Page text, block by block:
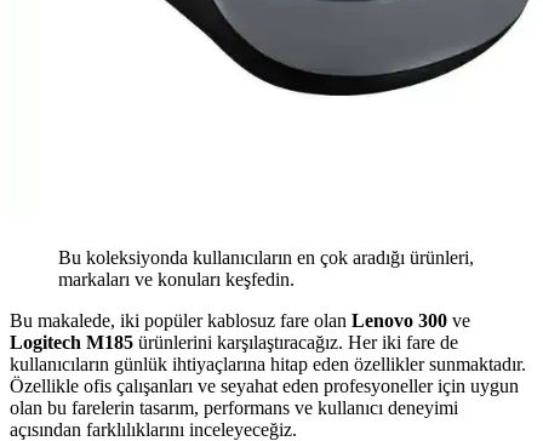
Bu koleksiyonda kullanıcıların en çok aradığı ürünleri,
markaları ve konuları keşfedin.
Bu makalede, iki popüler kablosuz fare olan Lenovo 300 ve
Logitech M185 ürünlerini karşılaştıracağız. Her iki fare de
kullanıcıların günlük ihtiyaçlarına hitap eden özellikler sunmaktadır.
Özellikle ofis çalışanları ve seyahat eden profesyoneller için uygun
olan bu farelerin tasarım, performans ve kullanıcı deneyimi
açısından farklılıklarını inceleyeceğiz.